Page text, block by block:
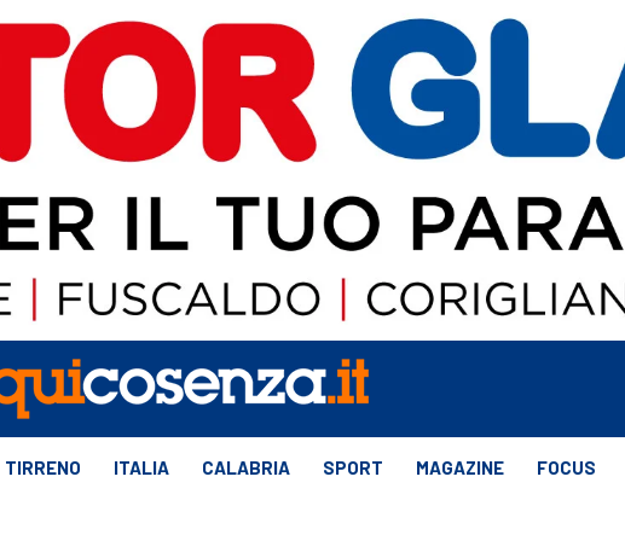
TIRRENO ITALIA CALABRIA SPORT MAGAZINE FOCUS